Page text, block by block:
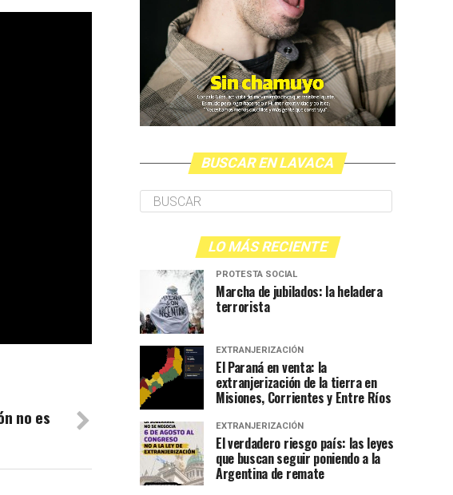
no es
BUSCAR EN LAVACA
LO MÁS RECIENTE
PROTESTA SOCIAL
Marcha de jubilados: la heladera
terrorista
EXTRANJERIZACIÓN
El Paraná en venta: la
extranjerización de la tierra en
Misiones, Corrientes y Entre Ríos
EXTRANJERIZACIÓN
El verdadero riesgo país: las leyes
que buscan seguir poniendo a la
Argentina de remate